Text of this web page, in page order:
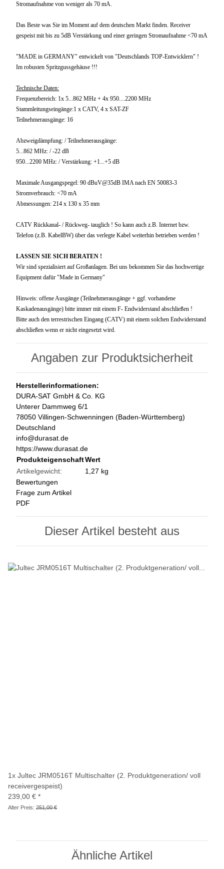
Stromaufnahme von weniger als 70 mA.
Das Beste was Sie im Moment auf dem deutschen Markt finden. Receiver
gespeist mit bis zu 5dB Verstärkung und einer geringen Stromaufnahme <70 mA
"MADE in GERMANY" entwickelt von "Deutschlands TOP-Entwicklern" !
Im robusten Spritzgussgehäuse !!!
Technische Daten:
Frequenzbereich: 1x 5...862 MHz + 4x 950....2200 MHz
Stammleitungseingänge:1 x CATV, 4 x SAT-ZF
Teilnehmerausgänge: 16
Abzweigdämpfung: / Teilnehmerausgänge:
5...862 MHz: / -22 dB
950...2200 MHz: / Verstärkung: +1...+5 dB
Maximale Ausgangspegel: 90 dBuV@35dB IMA nach EN 50083-3
Stromverbrauch: <70 mA
Abmessungen: 214 x 130 x 35 mm
CATV Rückkanal- / Rückweg- tauglich ! So kann auch z.B. Internet bzw.
Telefon (z.B. KabelBW) über das verlegte Kabel weiterhin betrieben werden !
LASSEN SIE SICH BERATEN !
Wir sind spezialisiert auf Großanlagen. Bei uns bekommen Sie das hochwertige
Equipment dafür "Made in Germany"
Hinweis: offene Ausgänge (Teilnehmerausgänge + ggf. vorhandene
Kaskadenausgänge) bitte immer mit einem F- Endwiderstand abschließen !
Bitte auch den terrestrischen Eingang (CATV) mit einem solchen Endwiderstand
abschließen wenn er nicht eingesetzt wird.
Angaben zur Produktsicherheit
Herstellerinformationen:
DURA-SAT GmbH & Co. KG
Unterer Dammweg 6/1
78050 Villingen-Schwenningen (Baden-Württemberg)
Deutschland
info@durasat.de
https://www.durasat.de
ProdukteigenschaftWert
Artikelgewicht:
1,27 kg
Bewertungen
Frage zum Artikel
PDF
Dieser Artikel besteht aus
1x Jultec JRM0516T Multischalter (2. Produktgeneration/ voll
receivergespeist)
239,00 € *
Alter Preis: 251,00 €
Ähnliche Artikel